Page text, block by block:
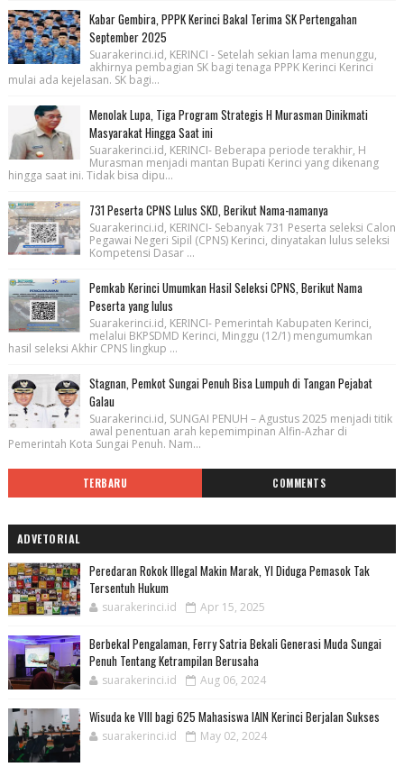
Kabar Gembira, PPPK Kerinci Bakal Terima SK Pertengahan
September 2025
Suarakerinci.id, KERINCI - Setelah sekian lama menunggu,
akhirnya pembagian SK bagi tenaga PPPK Kerinci Kerinci
mulai ada kejelasan. SK bagi...
Menolak Lupa, Tiga Program Strategis H Murasman Dinikmati
Masyarakat Hingga Saat ini
Suarakerinci.id, KERINCI- Beberapa periode terakhir, H
Murasman menjadi mantan Bupati Kerinci yang dikenang
hingga saat ini. Tidak bisa dipu...
731 Peserta CPNS Lulus SKD, Berikut Nama-namanya
Suarakerinci.id, KERINCI- Sebanyak 731 Peserta seleksi Calon
Pegawai Negeri Sipil (CPNS) Kerinci, dinyatakan lulus seleksi
Kompetensi Dasar ...
Pemkab Kerinci Umumkan Hasil Seleksi CPNS, Berikut Nama
Peserta yang lulus
Suarakerinci.id, KERINCI- Pemerintah Kabupaten Kerinci,
melalui BKPSDMD Kerinci, Minggu (12/1) mengumumkan
hasil seleksi Akhir CPNS lingkup ...
Stagnan, Pemkot Sungai Penuh Bisa Lumpuh di Tangan Pejabat
Galau
Suarakerinci.id, SUNGAI PENUH – Agustus 2025 menjadi titik
awal penentuan arah kepemimpinan Alfin-Azhar di
Pemerintah Kota Sungai Penuh. Nam...
TERBARU COMMENTS
ADVETORIAL
Peredaran Rokok Illegal Makin Marak, YI Diduga Pemasok Tak
Tersentuh Hukum
suarakerinci.id Apr 15, 2025
Berbekal Pengalaman, Ferry Satria Bekali Generasi Muda Sungai
Penuh Tentang Ketrampilan Berusaha
suarakerinci.id Aug 06, 2024
Wisuda ke VIII bagi 625 Mahasiswa IAIN Kerinci Berjalan Sukses
suarakerinci.id May 02, 2024